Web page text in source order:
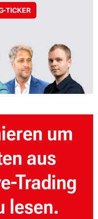
TICKER
um
aus
Trading
lesen.